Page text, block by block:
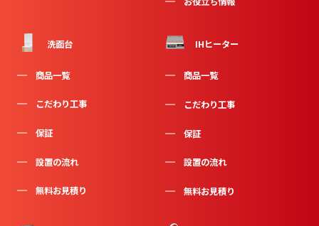
洗面台
商品一覧
こだわり工事
保証
設置の流れ
無料お見積り
IHヒーター
商品一覧
こだわり工事
保証
設置の流れ
無料お見積り